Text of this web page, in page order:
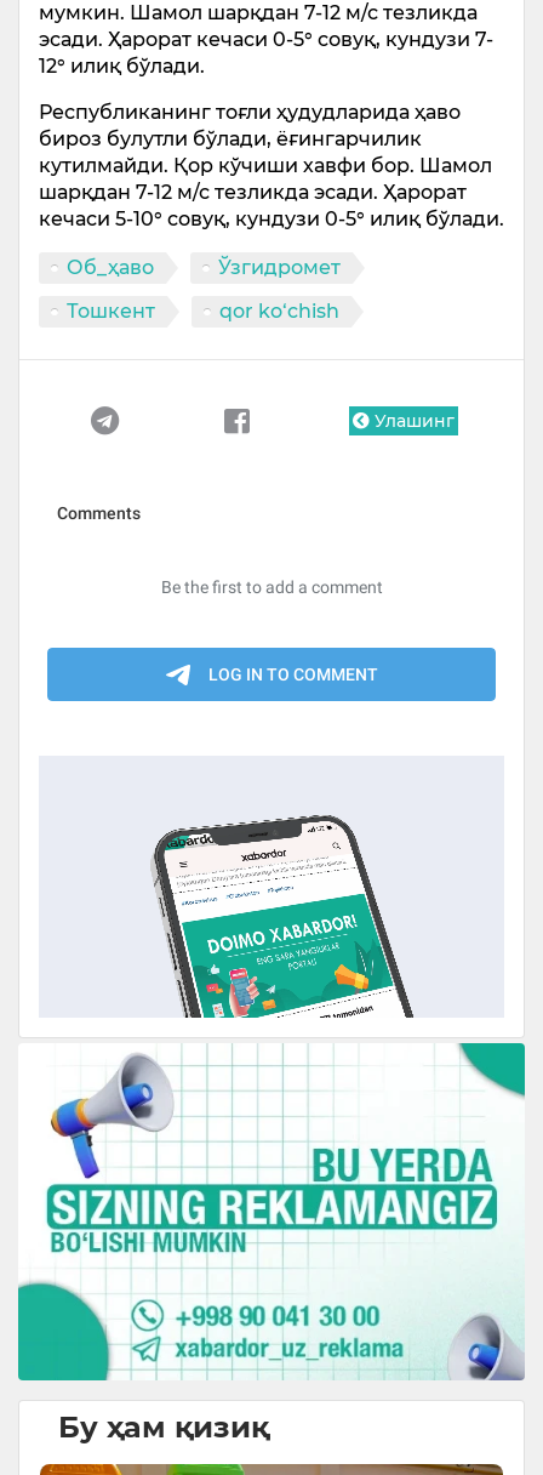
мумкин. Шамол шарқдан 7-12 м/с тезликда
эсади. Ҳарорат кечаси 0-5° совуқ, кундузи 7-
12° илиқ бўлади.
Республиканинг тоғли ҳудудларида ҳаво
бироз булутли бўлади, ёғингарчилик
кутилмайди. Қор кўчиши хавфи бор. Шамол
шарқдан 7-12 м/с тезликда эсади. Ҳарорат
кечаси 5-10° совуқ, кундузи 0-5° илиқ бўлади.
Об_ҳаво
Ўзгидромет
Тошкент
qor ko‘chish
Улашинг
Бу ҳам қизиқ